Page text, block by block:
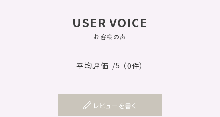
USER VOICE
お客様の声
平均評価 /5 （0件）
レビューを書く